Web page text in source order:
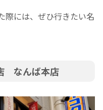
際には、ぜひ行きたい名
なんば本店